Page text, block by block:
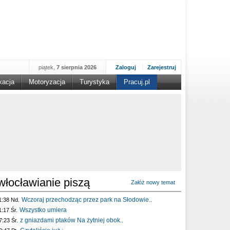
Zaloguj Zarejestruj
piątek, 7 sierpnia 2026
Motoryzacja Turystyka Pracuj.pl
piszą Załóż nowy temat
Nd. Wczoraj przechodząc przez park na Słodowie..
Śr. Wszystko umiera
Śr. z gniazdami ptaków Na żytniej obok..